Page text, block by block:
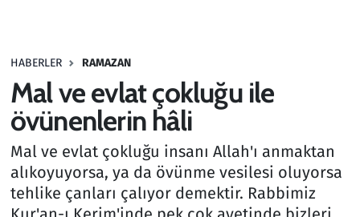
HABERLER RAMAZAN
Mal ve evlat çokluğu ile
övünenlerin hâli
Mal ve evlat çokluğu insanı Allah'ı anmaktan
alıkoyuyorsa, ya da övünme vesilesi oluyorsa
tehlike çanları çalıyor demektir. Rabbimiz
Haber
Kültür Sanat
Kurumsal Haberler
Lezzet Durağı